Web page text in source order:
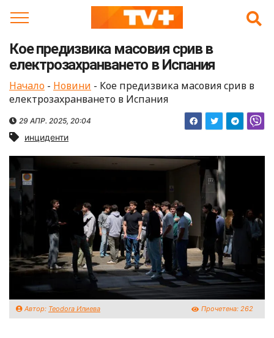
Кое предизвика масовия срив в
електрозахранването в Испания
Начало - Новини - Кое предизвика масовия срив в
електрозахранването в Испания
29 АПР. 2025, 20:04
инциденти
Автор: Teodora Илиева Прочетена: 262